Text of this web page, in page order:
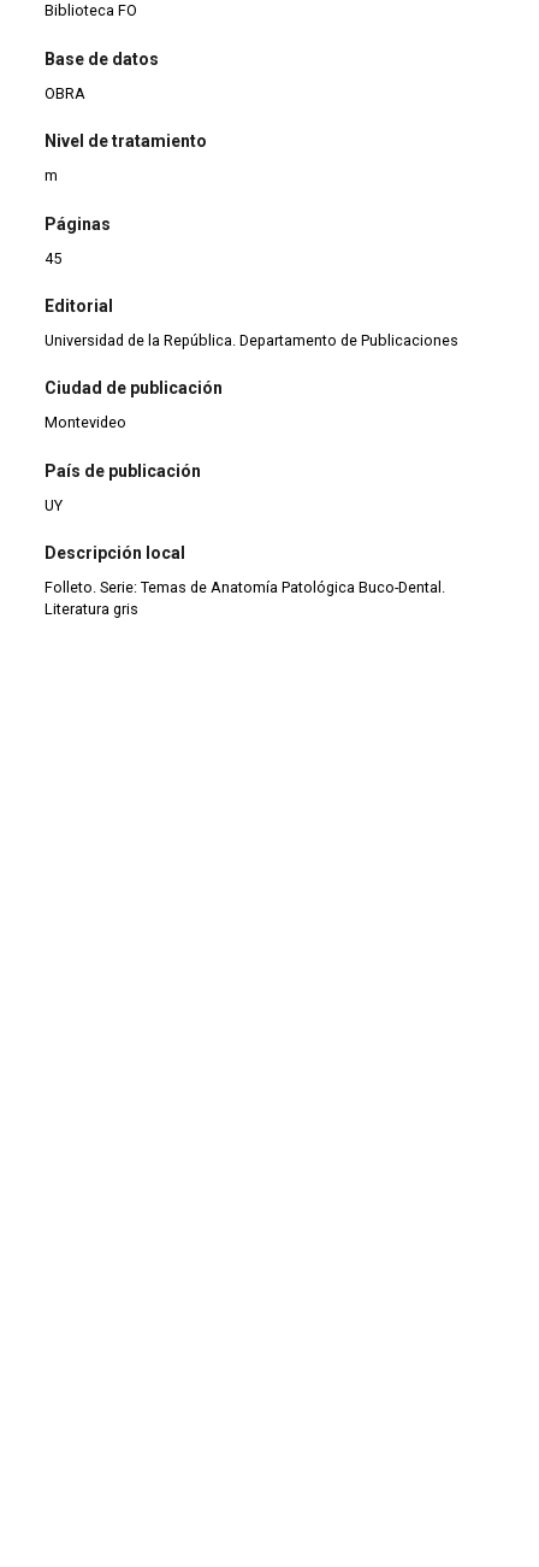
Biblioteca FO
Base de datos
OBRA
Nivel de tratamiento
m
Páginas
45
Editorial
Universidad de la República. Departamento de Publicaciones
Ciudad de publicación
Montevideo
País de publicación
UY
Descripción local
Folleto. Serie: Temas de Anatomía Patológica Buco-Dental.
Literatura gris